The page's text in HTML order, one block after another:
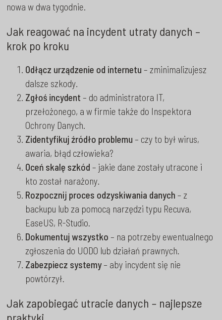
nowa w dwa tygodnie.
Jak reagować na incydent utraty danych –
krok po kroku
Odłącz urządzenie od internetu – zminimalizujesz
dalsze szkody.
Zgłoś incydent – do administratora IT,
przełożonego, a w firmie także do Inspektora
Ochrony Danych.
Zidentyfikuj źródło problemu – czy to był wirus,
awaria, błąd człowieka?
Oceń skalę szkód – jakie dane zostały utracone i
kto został narażony.
Rozpocznij proces odzyskiwania danych – z
backupu lub za pomocą narzędzi typu Recuva,
EaseUS, R-Studio.
Dokumentuj wszystko – na potrzeby ewentualnego
zgłoszenia do UODO lub działań prawnych.
Zabezpiecz systemy– aby incydent się nie
powtórzył.
Jak zapobiegać utracie danych – najlepsze